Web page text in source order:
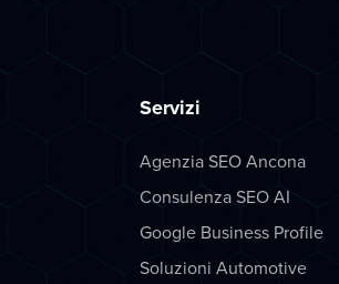
Servizi
Agenzia SEO Ancona
Consulenza SEO AI
Google Business Profile
Soluzioni Automotive